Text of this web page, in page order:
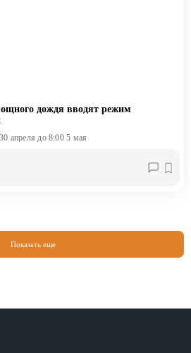
дождя вводят режим
апреля до 8:00 5 мая
Показать еще